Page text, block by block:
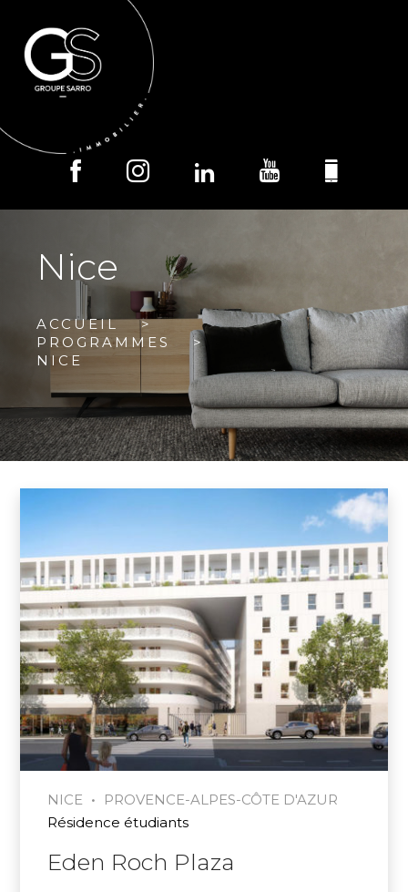
Nice
ACCUEIL
PROGRAMMES
NICE
NICE •
PROVENCE-ALPES-CÔTE D'AZUR
Résidence étudiants
Eden Roch Plaza